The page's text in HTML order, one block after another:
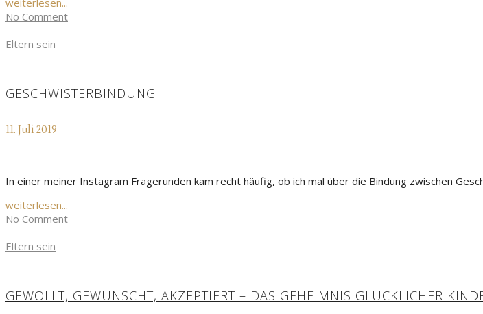
weiterlesen...
No Comment
Eltern sein
GESCHWISTERBINDUNG
11. Juli 2019
In einer meiner Instagram Fragerunden kam recht häufig, ob ich mal über die Bindung zwischen
weiterlesen...
No Comment
Eltern sein
GEWOLLT, GEWÜNSCHT, AKZEPTIERT – DAS GEHEIMNIS GLÜCKLICHER